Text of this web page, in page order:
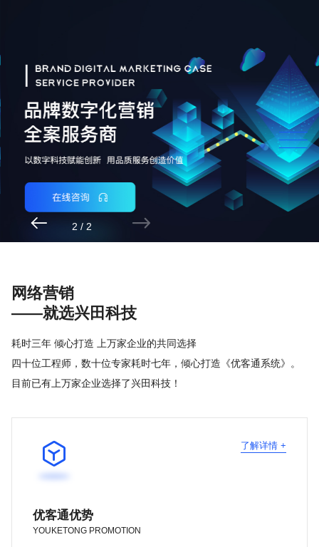

2 / 2

网络营销
——就选兴田科技
耗时三年 倾心打造 上万家企业的共同选择
四十位工程师，数十位专家耗时七年，倾心打造《优客通系统》。
目前已有上万家企业选择了兴田科技！

优客通优势
YOUKETONG PROMOTION
了解详情 +